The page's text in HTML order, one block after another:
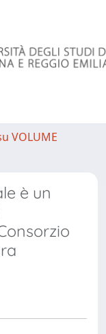
VOLUME
è un